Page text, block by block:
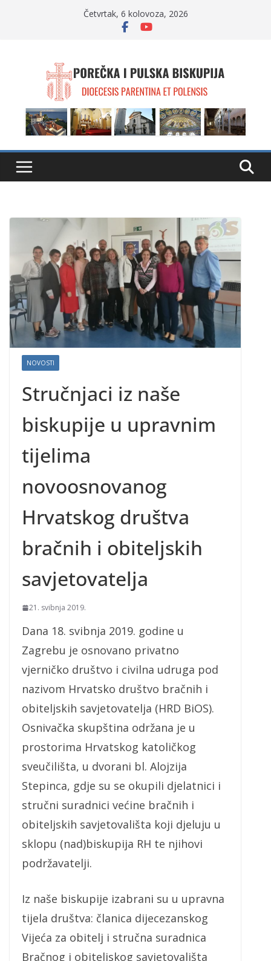
Četvrtak, 6 kolovoza, 2026
NOVOSTI
Stručnjaci iz naše
biskupije u upravnim
tijelima
novoosnovanog
Hrvatskog društva
bračnih i obiteljskih
savjetovatelja
21. svibnja 2019.
Dana 18. svibnja 2019. godine u
Zagrebu je osnovano privatno
vjerničko društvo i civilna udruga pod
nazivom Hrvatsko društvo bračnih i
obiteljskih savjetovatelja (HRD BiOS).
Osnivačka skupština održana je u
prostorima Hrvatskog katoličkog
sveučilišta, u dvorani bl. Alojzija
Stepinca, gdje su se okupili djelatnici i
stručni suradnici većine bračnih i
obiteljskih savjetovališta koji djeluju u
sklopu (nad)biskupija RH te njihovi
podržavatelji.
Iz naše biskupije izabrani su u upravna
tijela društva: članica dijecezanskog
Vijeća za obitelj i stručna suradnica
Bračnog i obiteljskog savjetovališta